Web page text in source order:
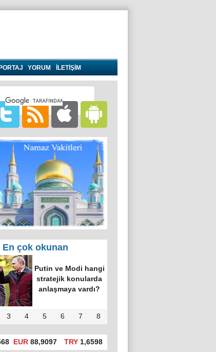
YORUM İLETİŞİM
En çok okunan
Putin ve Modi hangi
stratejik konularda
anlaşmaya vardı?
3 4 5 6 7 8
EUR 88,9097 TRY1,6598